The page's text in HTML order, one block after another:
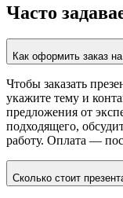
Часто
Как оформить заказ
Чтобы заказать
укажите тему и
предложения от
подходящего,
работу. Оплата —
Сколько стоит